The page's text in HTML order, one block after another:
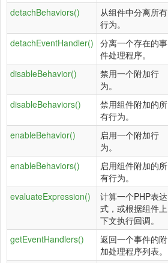
detachBehaviors()
从组件中分离所有
行为。
detachEventHandler() 分离一个存在的事
件处理程序。
disableBehavior()
禁用一个附加行
为。
disableBehaviors()
禁用组件附加的所
有行为。
enableBehavior()
启用一个附加行
为。
enableBehaviors()
启用组件附加的所
有行为。
evaluateExpression()
计算一个PHP表达
式，或根据组件上
下文执行回调。
getEventHandlers()
返回一个事件的附
加处理程序列表。